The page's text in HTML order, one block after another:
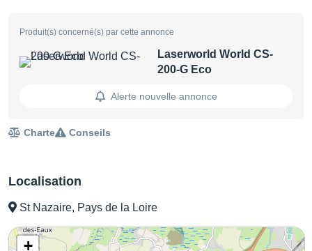
Localisation
St Nazaire, Pays de la Loire
+
Produit(s) concerné(s) par cette annonce
Laserworld World CS-
200-G Eco
Alerte nouvelle annonce
Charte Conseils